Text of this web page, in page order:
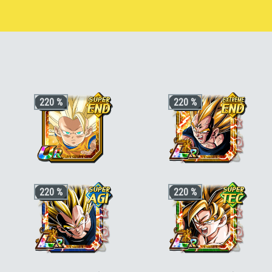
220 %
+3 ki, +200% HP & +170% ATT/DEF
pour la catégorie"Chercheurs de
boules de cristal","Evolution maîtrisée"
"Transformation fortifiante"
stats bonus si aussi"DAIMA"
"Puissance au-delà du Super Saiyan"
220 %
+3 ki, +200% HP & +170% ATT/DEF
pour la catégorie"Saiyan pur",
et esprit corrompus"ou"Guerriers de
, +50% stats bonus si aussi
"Saga de Boo"ou"Puissance
incontrôlable"
220 % 220 %